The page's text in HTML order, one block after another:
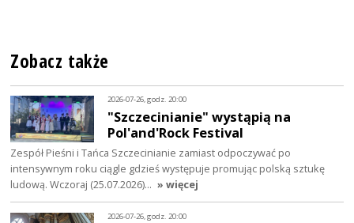
Zobacz także
2026-07-26, godz. 20:00
"Szczecinianie" wystąpią na
Pol'and'Rock Festival
Zespół Pieśni i Tańca Szczecinianie zamiast odpoczywać po
intensywnym roku ciągle gdzieś występuje promując polską sztukę
ludową. Wczoraj (25.07.2026)… » więcej
2026-07-26, godz. 20:00